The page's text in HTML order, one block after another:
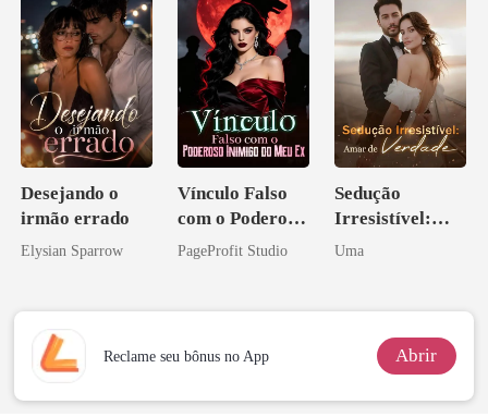
Desejando o
irmão errado
Elysian Sparrow
Vínculo Falso
com o Poderoso
Inimigo do Meu
PageProfit Studio
Sedução
Irresistível:
Amar de
Uma
Reclame seu bônus no App Abrir